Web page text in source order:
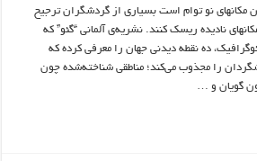
مکانی
که
گردشگران
۲۰۱۴
نباید
از
دست
بدهند
مکانهای نو توام است بسیاری از گردشگران ترجیح
نادیده ریسک کنند. نشریه‌ی آلمانی “گئو” که
ده نقطه دیدنی جهان را معرفی کرده که
در سال ۲۰۱۴ گردشگردان را مجذوب می‌کند؛ مناطقی شناخته‌شده چون
گویان و …